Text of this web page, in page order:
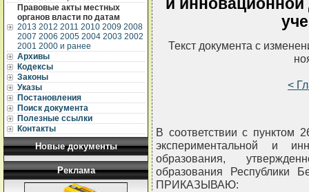
Правовые акты местных
органов власти по датам
2013 2012 2011 2010 2009 2008
2007 2006 2005 2004 2003 2002
2001 2000 и ранее
Архивы
Кодексы
Законы
Указы
Постановления
Поиск документа
Полезные ссылки
Контакты
Новые документы
Реклама
и инновационной
Текст документа с
<
В соответствии с пунктом
экспериментальной и
образования,
образования Республики
ПРИКАЗЫВАЮ: